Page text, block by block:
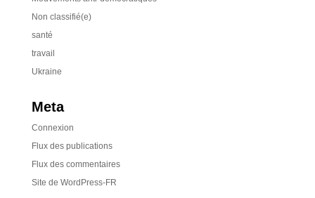
Non classifié(e)
santé
travail
Ukraine
Meta
Connexion
Flux des publications
Flux des commentaires
Site de WordPress-FR